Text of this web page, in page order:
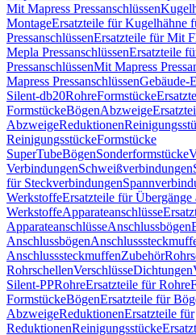
Mit Mapress Pressanschlüssen
MontageErsatzteile für Kugelhähne
PressanschlüssenErsatzteile für Mit
Mepla PressanschlüssenErsatzteile
PressanschlüssenMit Mapress
Mapress PressanschlüssenGebäude-
Silent-db20RohreFormstücke
FormstückeBögenAbzweige
AbzweigeReduktionen
ReinigungsstückeFormstücke
SuperTubeBögenSonderformstücke
VerbindungenSchweißverbindungen
für Steckverbindungen
WerkstoffeErsatzteile für Übergänge
WerkstoffeApparateanschlüsse
ApparateanschlüsseAnschlussbögen
Anschlussbögen
AnschlusssteckmuffenZubehör
RohrschellenVerschlüsseDichtungen
Silent-PPRohreErsatzteile für Rohre
FormstückeBögenErsatzteile für
AbzweigeReduktionenErsatzteile für
ReduktionenReinigungsstücke